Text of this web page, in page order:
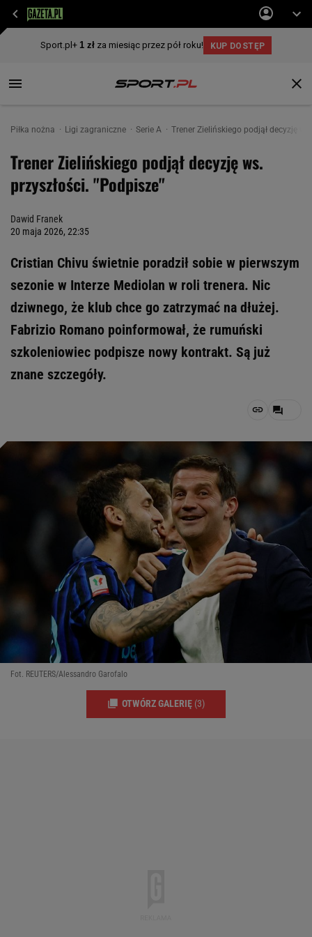
Piłka nożna Ligi zagraniczne Serie A Trener Zielińskiego podjął decyzję
Trener Zielińskiego podjął decyzję ws.
przyszłości. "Podpisze"
Dawid Franek
20 maja 2026, 22:35
Cristian Chivu świetnie poradził sobie w pierwszym
sezonie w Interze Mediolan w roli trenera. Nic
dziwnego, że klub chce go zatrzymać na dłużej.
Fabrizio Romano poinformował, że rumuński
szkoleniowiec podpisze nowy kontrakt. Są już
znane szczegóły.
Fot. REUTERS/Alessandro Garofalo
OTWÓRZ GALERIĘ (3)